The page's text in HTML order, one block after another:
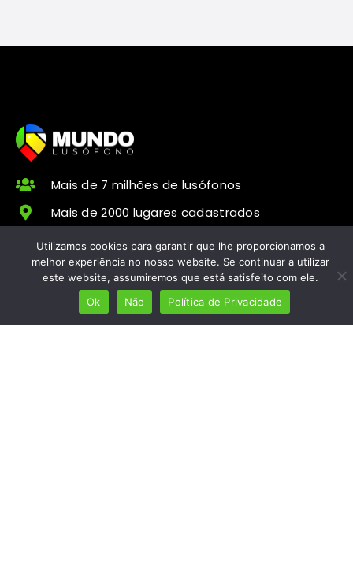
Mais de 7 milhões de lusófonos
Mais de 2000 lugares cadastrados
Presença em 8 países
Links úteis
Ver planos
Utilizamos cookies para garantir que lhe proporcionamos a
melhor experiência no nosso website. Se continuar a utilizar
este website, assumiremos que está satisfeito com ele.
Ok
Não Política de Privacidade